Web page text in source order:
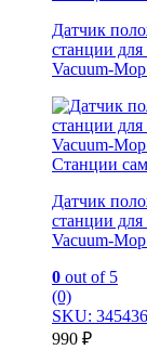
Датчик
станции для
Vacuum-
Станции
Датчик
станции для
Vacuum-
0 out of 5
(0)
SKU:
990 ₽